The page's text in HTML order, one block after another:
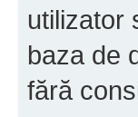
utilizator
baza de
fără